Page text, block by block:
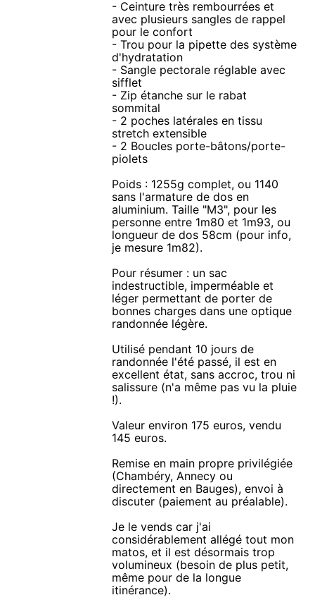
- Ceinture très rembourrées et
avec plusieurs sangles de rappel
pour le confort
- Trou pour la pipette des système
d'hydratation
- Sangle pectorale réglable avec
sifflet
- Zip étanche sur le rabat
sommital
- 2 poches latérales en tissu
stretch extensible
- 2 Boucles porte-bâtons/porte-
piolets
Poids : 1255g complet, ou 1140
sans l'armature de dos en
aluminium. Taille "M3", pour les
personne entre 1m80 et 1m93, ou
longueur de dos 58cm (pour info,
je mesure 1m82).
Pour résumer : un sac
indestructible, imperméable et
léger permettant de porter de
bonnes charges dans une optique
randonnée légère.
Utilisé pendant 10 jours de
randonnée l'été passé, il est en
excellent état, sans accroc, trou ni
salissure (n'a même pas vu la pluie
!).
Valeur environ 175 euros, vendu
145 euros.
Remise en main propre privilégiée
(Chambéry, Annecy ou
directement en Bauges), envoi à
discuter (paiement au préalable).
Je le vends car j'ai
considérablement allégé tout mon
matos, et il est désormais trop
volumineux (besoin de plus petit,
même pour de la longue
itinérance).